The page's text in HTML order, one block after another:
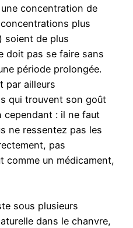
concentration de
plus
soient de plus
doit pas se faire sans
période prolongée.
par ailleurs
qui trouvent son goût
: il ne faut
ne ressentez pas les
pas
comme un médicament,
sous plusieurs
dans le chanvre,